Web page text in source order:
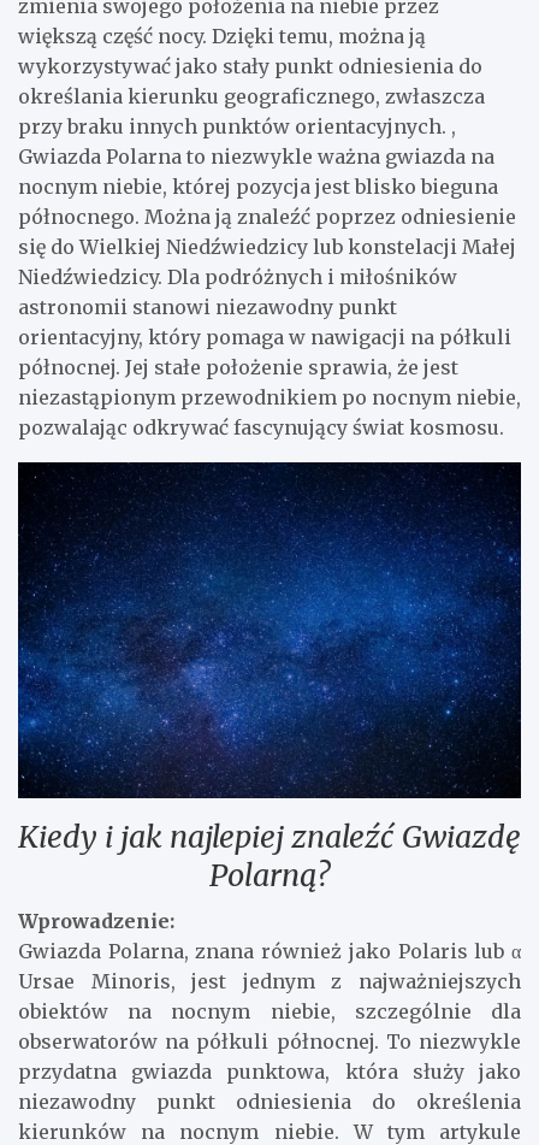
zmienia swojego położenia na niebie przez
większą część nocy. Dzięki temu, można ją
wykorzystywać jako stały punkt odniesienia do
określania kierunku geograficznego, zwłaszcza
przy braku innych punktów orientacyjnych. ,
Gwiazda Polarna to niezwykle ważna gwiazda na
nocnym niebie, której pozycja jest blisko bieguna
północnego. Można ją znaleźć poprzez odniesienie
się do Wielkiej Niedźwiedzicy lub konstelacji Małej
Niedźwiedzicy. Dla podróżnych i miłośników
astronomii stanowi niezawodny punkt
orientacyjny, który pomaga w nawigacji na półkuli
północnej. Jej stałe położenie sprawia, że jest
niezastąpionym przewodnikiem po nocnym niebie,
pozwalając odkrywać fascynujący świat kosmosu.
Kiedy i jak najlepiej znaleźć Gwiazdę
Polarną?
Wprowadzenie:
Gwiazda Polarna, znana również jako Polaris lub α
Ursae Minoris, jest jednym z najważniejszych
obiektów na nocnym niebie, szczególnie dla
obserwatorów na półkuli północnej. To niezwykle
przydatna gwiazda punktowa, która służy jako
niezawodny punkt odniesienia do określenia
kierunków na nocnym niebie. W tym artykule